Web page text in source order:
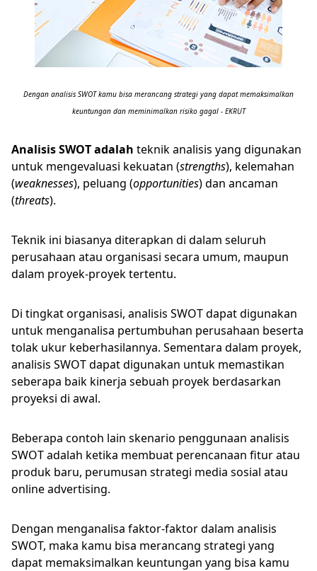
Dengan analisis SWOT kamu bisa merancang strategi yang dapat memaksimalkan
keuntungan dan meminimalkan risiko gagal - EKRUT
Analisis SWOT adalah teknik analisis yang digunakan
untuk mengevaluasi kekuatan (strengths), kelemahan
(weaknesses), peluang (opportunities) dan ancaman
(threats).
Teknik ini biasanya diterapkan di dalam seluruh
perusahaan atau organisasi secara umum, maupun
dalam proyek-proyek tertentu.
Di tingkat organisasi, analisis SWOT dapat digunakan
untuk menganalisa pertumbuhan perusahaan beserta
tolak ukur keberhasilannya. Sementara dalam proyek,
analisis SWOT dapat digunakan untuk memastikan
seberapa baik kinerja sebuah proyek berdasarkan
proyeksi di awal.
Beberapa contoh lain skenario penggunaan analisis
SWOT adalah ketika membuat perencanaan fitur atau
produk baru, perumusan strategi media sosial atau
online advertising.
Dengan menganalisa faktor-faktor dalam analisis
SWOT, maka kamu bisa merancang strategi yang
dapat memaksimalkan keuntungan yang bisa kamu